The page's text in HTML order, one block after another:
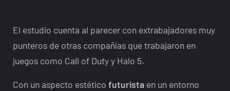
El estudio cuenta al parecer con extrabajadores muy
punteros de otras compañías que trabajaron en
juegos como Call of Duty y Halo 5.
Con un aspecto estético futurista en un entorno